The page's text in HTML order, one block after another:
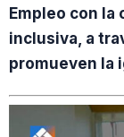
Empleo con
inclusiva, a
promueven la